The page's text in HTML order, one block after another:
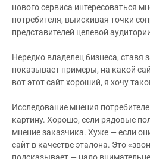
нового сервиса интересоваться
потребителя, выискивая точки
представителей целевой
Нередко владелец бизнеса, ставя
показывает примеры, на какой
вот этот сайт хороший, я хочу
Исследование мнения
картину. Хорошо, если рядовые
мнение заказчика. Хуже — если
сайт в качестве эталона. Это
подсказывает — надо